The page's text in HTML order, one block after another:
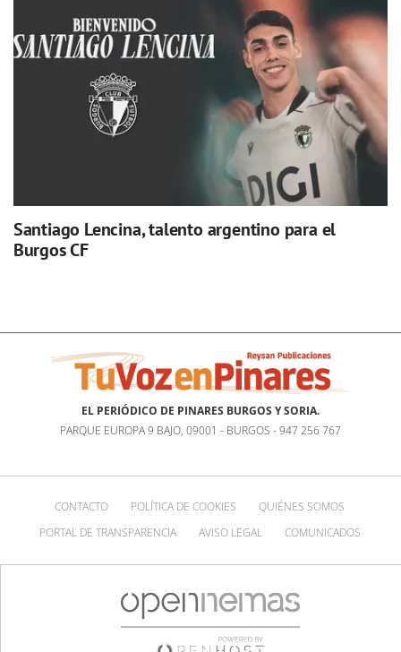
Santiago Lencina, talento argentino para el
Burgos CF
EL PERIÓDICO DE PINARES BURGOS Y SORIA.
PARQUE EUROPA 9 BAJO, 09001 - BURGOS - 947 256 767
CONTACTO POLÍTICA DE COOKIES
QUIÉNES SOMOS
PORTAL DE TRANSPARENCIA
AVISO LEGAL COMUNICADOS